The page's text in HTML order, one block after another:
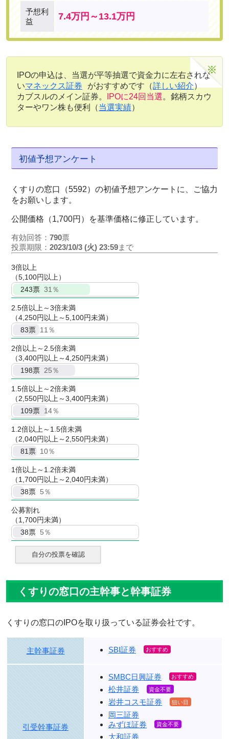
予想利
益
7.4万円～13.1万円
IPOの申込は、当選が平等抽選で資金力に左右されな
いマネックス証券 がおすすめです（詳しい紹介）
カブスルのメイン証券。
IPOに24回当選。銘柄スカウ
ターやワン株も便利（当選実績）
初値予想アンケート
くすりの窓口（5592）の初値予想アンケートに、ご協力
をお願いします。
公開価格（1,700円）を基準価格に修正しています。
有効回答： 790票
投票期限： 2023/10/3 (火) 23:59まで
3倍以上
（5,100円以上）
243票 31％
2.5倍以上～3倍未満
（4,250円以上～5,100円未満）
83票 11％
2倍以上～2.5倍未満
（3,400円以上～4,250円未満）
198票 25％
1.5倍以上～2倍未満
（2,550円以上～3,400円未満）
109票 14％
1.2倍以上～1.5倍未満
（2,040円以上～2,550円未満）
81票 10％
1倍以上～1.2倍未満
（1,700円以上～2,040円未満）
38票 5％
公募割れ
（1,700円未満）
38票 5％
自分の投票を確認
くすりの窓口の主幹事と幹事証券
くすりの窓口のIPOを取り扱っている証券会社です。
主幹事証券 SBI証券
引受幹事証券
SMBC日興証券
松井証券
岩井コスモ証券
岡三証券
みずほ証券
大和証券